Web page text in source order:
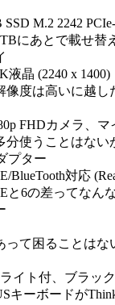
SSD M.2 2242
にあとで載せ替
液晶 (2240 x 1400)
像度は高いに越し
FHDカメラ、マ
分使うことはない
プター
BlueTooth対応
と6の差ってなん
って困ることは
イト付、ブラッ
キーボードが